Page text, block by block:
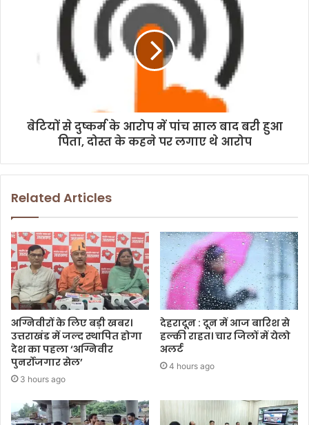
बेटियों से दुष्कर्म के आरोप में पांच साल बाद बरी हुआ
पिता, दोस्त के कहने पर लगाए थे आरोप
Related Articles
अग्निवीरों के लिए बड़ी खबर।
उत्तराखंड में जल्द स्थापित होगा
देश का पहला ‘अग्निवीर
पुनर्रोजगार सेल’
3 hours ago
देहरादून : दून में आज बारिश से
हल्की राहत। चार जिलों में येलो
अलर्ट
4 hours ago